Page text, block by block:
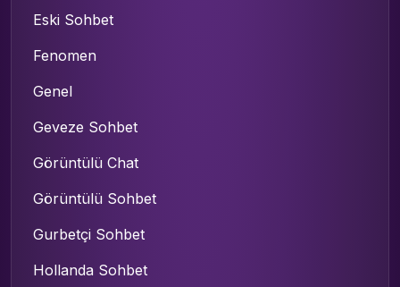
Eski Sohbet
Fenomen
Genel
Geveze Sohbet
Görüntülü Chat
Görüntülü Sohbet
Gurbetçi Sohbet
Hollanda Sohbet